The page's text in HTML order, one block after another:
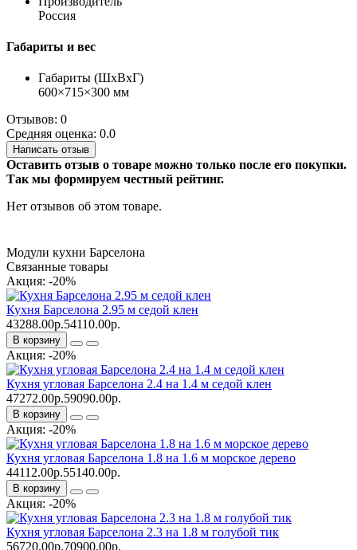
Россия
Габариты и вес
Габариты (ШхВхГ)
600×715×300 мм
Отзывов: 0
Средняя оценка: 0.0
Написать отзыв
Оставить отзыв о товаре можно только после его покупки.
Так мы формируем честный рейтинг.
Нет отзывов об этом товаре.
Модули кухни Барселона
Связанные товары
Акция: -20%
Кухня Барселона 2.95 м седой клен
43288.00р.54110.00р.
В корзину
Акция: -20%
Кухня угловая Барселона 2.4 на 1.4 м седой клен
47272.00р.59090.00р.
В корзину
Акция: -20%
Кухня угловая Барселона 1.8 на 1.6 м морское дерево
44112.00р.55140.00р.
В корзину
Акция: -20%
Кухня угловая Барселона 2.3 на 1.8 м голубой тик
56720.00р.70900.00р.